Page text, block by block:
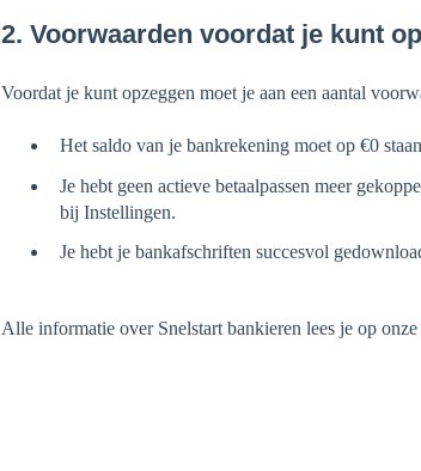
2. Voorwaarden voordat je kunt
Voordat je kunt opzeggen moet je aan een aantal
Het saldo van je bankrekening moet op €0
Je hebt geen actieve betaalpassen meer
bij Instellingen.
Je hebt je bankafschriften succesvol
Alle informatie over Snelstart bankieren lees je op onze